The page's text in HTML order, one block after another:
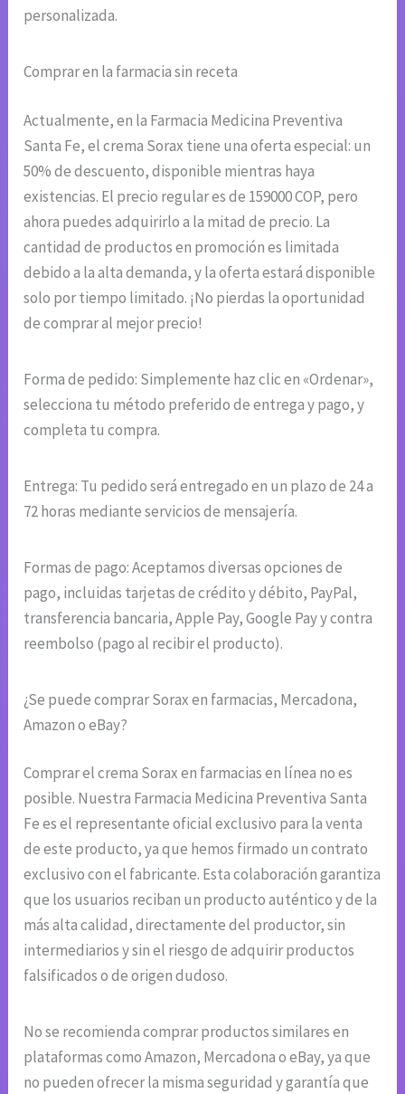
personalizada.
Comprar en la farmacia sin receta
Actualmente, en la Farmacia Medicina Preventiva
Santa Fe, el crema Sorax tiene una oferta especial: un
50% de descuento, disponible mientras haya
existencias. El precio regular es de 159000 COP, pero
ahora puedes adquirirlo a la mitad de precio. La
cantidad de productos en promoción es limitada
debido a la alta demanda, y la oferta estará disponible
solo por tiempo limitado. ¡No pierdas la oportunidad
de comprar al mejor precio!
Forma de pedido: Simplemente haz clic en «Ordenar»,
selecciona tu método preferido de entrega y pago, y
completa tu compra.
Entrega: Tu pedido será entregado en un plazo de 24 a
72 horas mediante servicios de mensajería.
Formas de pago: Aceptamos diversas opciones de
pago, incluidas tarjetas de crédito y débito, PayPal,
transferencia bancaria, Apple Pay, Google Pay y contra
reembolso (pago al recibir el producto).
¿Se puede comprar Sorax en farmacias, Mercadona,
Amazon o eBay?
Comprar el crema Sorax en farmacias en línea no es
posible. Nuestra Farmacia Medicina Preventiva Santa
Fe es el representante oficial exclusivo para la venta
de este producto, ya que hemos firmado un contrato
exclusivo con el fabricante. Esta colaboración garantiza
que los usuarios reciban un producto auténtico y de la
más alta calidad, directamente del productor, sin
intermediarios y sin el riesgo de adquirir productos
falsificados o de origen dudoso.
No se recomienda comprar productos similares en
plataformas como Amazon, Mercadona o eBay, ya que
no pueden ofrecer la misma seguridad y garantía que